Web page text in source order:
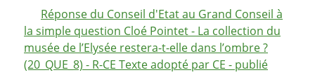
Réponse du Conseil d'Etat au Grand Conseil à
la simple question Cloé Pointet - La collection du
musée de l’Elysée restera-t-elle dans l’ombre ?
(20_QUE_8) - R-CE Texte adopté par CE - publié